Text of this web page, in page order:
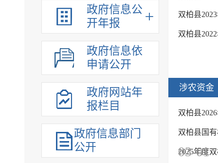
政府信息公
开年报
政府信息依
申请公开
政府网站年
报栏目
政府信息部门
公开
双柏县
双柏县
涉农资金
双柏县
双柏县国
03-01
2025年度